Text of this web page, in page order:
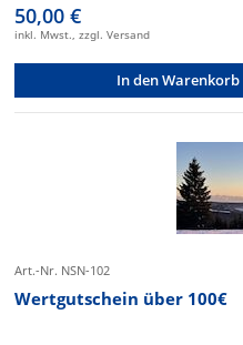
50,00 €
inkl. Mwst., zzgl. Versand
In den Warenkorb
Art.-Nr. NSN-102
Wertgutschein über 100€